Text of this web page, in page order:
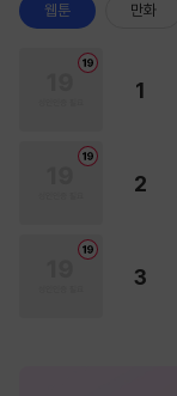
웹툰 만화
1
2
3